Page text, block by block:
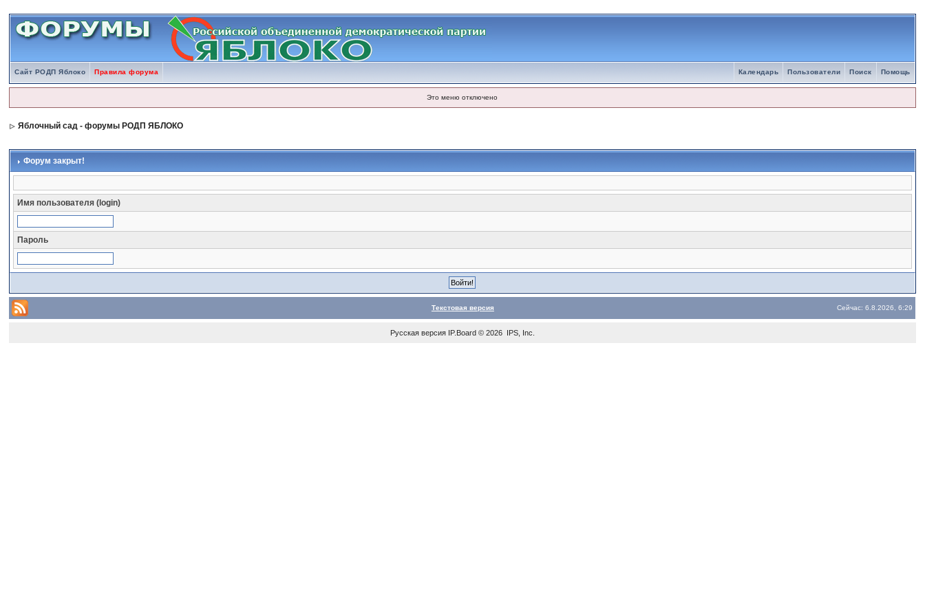
Сайт РОДП Яблоко Правила форума Помощь
Поиск
Пользователи
Календарь
Это меню отключено
Яблочный сад - форумы РОДП ЯБЛОКО
Форум закрыт!
Имя пользователя (login)
Пароль
Текстовая версия Сейчас: 6.8.2026, 6:29
Русская версия IP.Board© 2026 IPS, Inc